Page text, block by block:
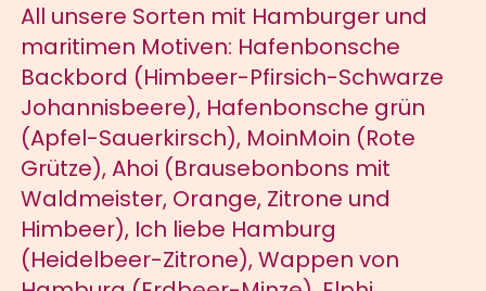
All unsere Sorten mit Hamburger und
maritimen Motiven: Hafenbonsche
Backbord (Himbeer-Pfirsich-Schwarze
Johannisbeere), Hafenbonsche grün
(Apfel-Sauerkirsch), MoinMoin (Rote
Grütze), Ahoi (Brausebonbons mit
Waldmeister, Orange, Zitrone und
Himbeer), Ich liebe Hamburg
(Heidelbeer-Zitrone), Wappen von